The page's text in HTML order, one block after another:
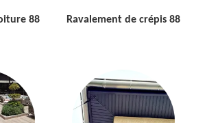
88 Ravalement de crépis 88